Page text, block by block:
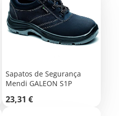
Sapatos de Segurança
Mendi GALEON S1P
Preço
23,31 €